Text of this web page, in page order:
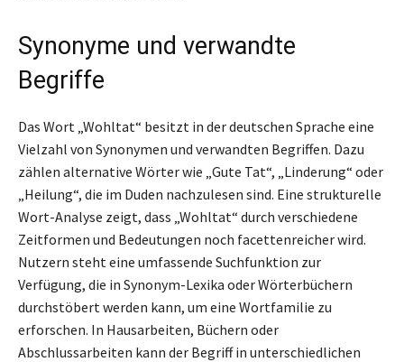
Synonyme und verwandte
Begriffe
Das Wort „Wohltat“ besitzt in der deutschen Sprache eine
Vielzahl von Synonymen und verwandten Begriffen. Dazu
zählen alternative Wörter wie „Gute Tat“, „Linderung“ oder
„Heilung“, die im Duden nachzulesen sind. Eine strukturelle
Wort-Analyse zeigt, dass „Wohltat“ durch verschiedene
Zeitformen und Bedeutungen noch facettenreicher wird.
Nutzern steht eine umfassende Suchfunktion zur
Verfügung, die in Synonym-Lexika oder Wörterbüchern
durchstöbert werden kann, um eine Wortfamilie zu
erforschen. In Hausarbeiten, Büchern oder
Abschlussarbeiten kann der Begriff in unterschiedlichen